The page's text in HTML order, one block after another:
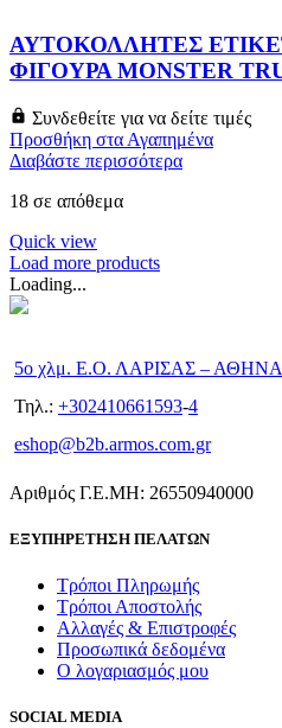
ΑΥΤΟΚΟΛΛΗΤΕΣ
ΦΙΓΟΥΡΑ MONSTER
Συνδεθείτε για να δείτε τιμές
Προσθήκη στα Αγαπημένα
Διαβάστε περισσότερα
18 σε απόθεμα
Quick view
Load more products
Loading...
5ο χλμ. Ε.Ο. ΛΑΡΙΣΑΣ –
Τηλ.: +302410661593-4
eshop@b2b.armos.com.gr
Αριθμός Γ.Ε.ΜΗ: 26550940000
ΕΞΥΠΗΡΕΤΗΣΗ ΠΕΛΑΤΩΝ
Τρόποι Πληρωμής
Τρόποι Αποστολής
Αλλαγές & Επιστροφές
Προσωπικά δεδομένα
Ο λογαριασμός μου
SOCIAL MEDIA